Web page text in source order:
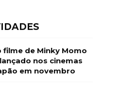
filme de Minky Momo
nos cinemas
em novembro